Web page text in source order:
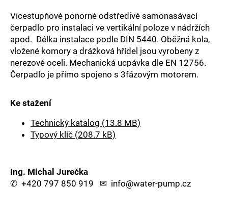
Vícestupňové ponorné odstředivé samonasávací
čerpadlo pro instalaci ve vertikální poloze v nádržích
apod. Délka instalace podle DIN 5440. Oběžná kola,
vložené komory a drážková hřídel jsou vyrobeny z
nerezové oceli. Mechanická ucpávka dle EN 12756.
Čerpadlo je přímo spojeno s 3fázovým motorem.
Ke stažení
Technický katalog (13.8 MB)
Typový klíč (208.7 kB)
Ing. Michal Jurečka
✆ +420 797 850 919 ✉ info@water-pump.cz
a
j
í
t
?
HLEDAT
o
p